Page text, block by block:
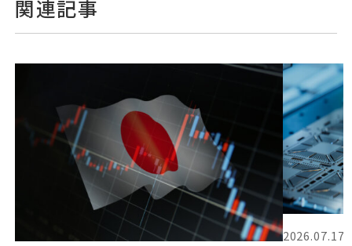
関連記事
2026.07.17